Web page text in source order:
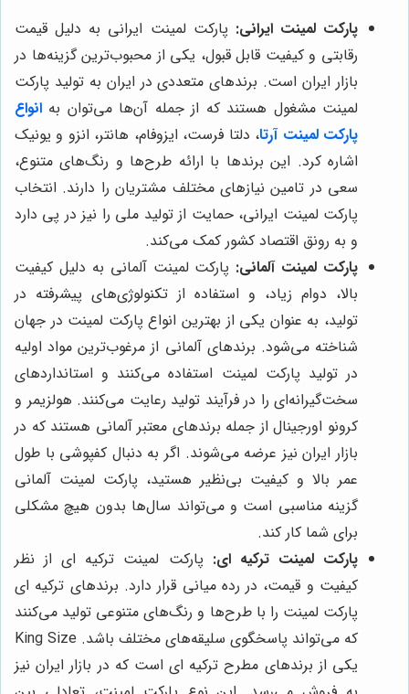
پارکت لمینت ایرانی: پارکت لمینت ایرانی به دلیل قیمت
رقابتی و کیفیت قابل قبول، یکی از محبوب‌ترین گزینه‌ها در
بازار ایران است. برندهای متعددی در ایران به تولید پارکت
لمینت مشغول هستند که از جمله آن‌ها می‌توان به انواع
پارکت لمینت آرتا، دلتا فرست، ایزوفام، هانتر، انزو و یونیک
اشاره کرد. این برندها با ارائه طرح‌ها و رنگ‌های متنوع،
سعی در تامین نیازهای مختلف مشتریان را دارند. انتخاب
پارکت لمینت ایرانی، حمایت از تولید ملی را نیز در پی دارد
و به رونق اقتصاد کشور کمک می‌کند.
پارکت لمینت آلمانی: پارکت لمینت آلمانی به دلیل کیفیت
بالا، دوام زیاد، و استفاده از تکنولوژی‌های پیشرفته در
تولید، به عنوان یکی از بهترین انواع پارکت لمینت در جهان
شناخته می‌شود. برندهای آلمانی از مرغوب‌ترین مواد اولیه
در تولید پارکت لمینت استفاده می‌کنند و استانداردهای
سخت‌گیرانه‌ای را در فرآیند تولید رعایت می‌کنند. هولزیمر و
کرونو اورجینال از جمله برندهای معتبر آلمانی هستند که در
بازار ایران نیز عرضه می‌شوند. اگر به دنبال کفپوشی با طول
عمر بالا و کیفیت بی‌نظیر هستید، پارکت لمینت آلمانی
گزینه مناسبی است و می‌تواند سال‌ها بدون هیچ مشکلی
برای شما کار کند.
پارکت لمینت ترکیه ای: پارکت لمینت ترکیه ای از نظر
کیفیت و قیمت، در رده میانی قرار دارد. برندهای ترکیه ای
پارکت لمینت را با طرح‌ها و رنگ‌های متنوعی تولید می‌کنند
که می‌تواند پاسخگوی سلیقه‌های مختلف باشد. King Size
یکی از برندهای مطرح ترکیه ای است که در بازار ایران نیز